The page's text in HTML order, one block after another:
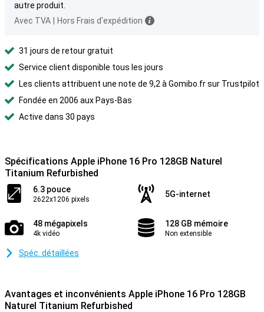
autre produit.
Avec TVA
Hors Frais d'expédition
31 jours de retour gratuit
Service client disponible tous les jours
Les clients attribuent une note de 9,2 à Gomibo.fr sur Trustpilot
Fondée en 2006 aux Pays-Bas
Active dans 30 pays
Spécifications Apple iPhone 16 Pro 128GB Naturel
Titanium Refurbished
6.3 pouce
2622x1206 pixels
5G-internet
48 mégapixels
4k vidéo
128 GB mémoire
Non extensible
Spéc. détaillées
Avantages et inconvénients Apple iPhone 16 Pro 128GB
Naturel Titanium Refurbished